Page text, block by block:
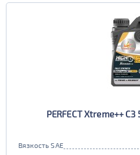
PERFECT Xtreme++
Вязкость SAE